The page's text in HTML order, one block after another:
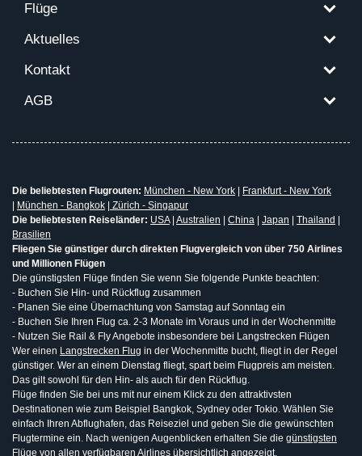
Flüge
Aktuelles
Kontakt
AGB
Die beliebtesten Flugrouten: München - New York
Frankfurt - New York
München - Bangkok
Zürich - Singapur
Die beliebtesten Reiseländer: USA| Australien China Japan Thailand
Brasilien
Fliegen Sie günstiger durch direkten Flugvergleich von über 750 Airlines
und Millionen Flügen
Die günstigsten Flüge finden Sie wenn Sie folgende Punkte beachten:
- Buchen Sie Hin- und Rückflug zusammen
- Planen Sie eine Übernachtung von Samstag auf Sonntag ein
- Buchen Sie Ihren Flug ca. 2-3 Monate im Voraus und in der Wochenmitte
- Nutzen Sie Rail & Fly Angebote insbesondere bei Langstrecken Flügen
Wer einen Langstrecken Flug in der Wochenmitte bucht, fliegt in der Regel
günstiger. Wer an einem Dienstag fliegt, spart beim Flugpreis am meisten.
Das gilt sowohl für den Hin- als auch für den Rückflug.
Flüge finden Sie bei uns mit nur einem Klick zu den attraktivsten
Destinationen wie zum Beispiel Bangkok, Sydney oder Tokio. Wählen Sie
einfach Ihren Abflughafen, das Reiseziel und geben Sie die gewünschten
Flugtermine ein. Nach wenigen Augenblicken erhalten Sie die günstigsten
Flüge von allen verfügbaren Airlines übersichtlich angezeigt.